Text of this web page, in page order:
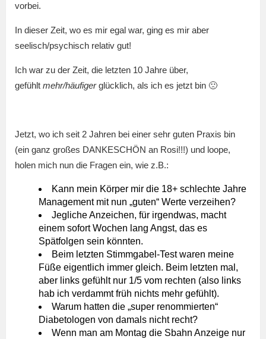
vorbei.
In dieser Zeit, wo es mir egal war, ging es mir aber
seelisch/psychisch relativ gut!
Ich war zu der Zeit, die letzten 10 Jahre über,
gefühlt mehr/häufigerglücklich, als ich es jetzt bin 🙁
Jetzt, wo ich seit 2 Jahren bei einer sehr guten Praxis bin
(ein ganz großes DANKESCHÖN an Rosi!!!) und loope,
holen mich nun die Fragen ein, wie z.B.:
Kann mein Körper mir die 18+ schlechte Jahre
Management mit nun „guten“ Werte verzeihen?
Jegliche Anzeichen, für irgendwas, macht
einem sofort Wochen lang Angst, das es
Spätfolgen sein könnten.
Beim letzten Stimmgabel-Test waren meine
Füße eigentlich immer gleich. Beim letzten mal,
aber links gefühlt nur 1/5 vom rechten (also links
hab ich verdammt früh nichts mehr gefühlt).
Warum hatten die „super renommierten“
Diabetologen von damals nicht recht?
Wenn man am Montag die Sbahn Anzeige nur